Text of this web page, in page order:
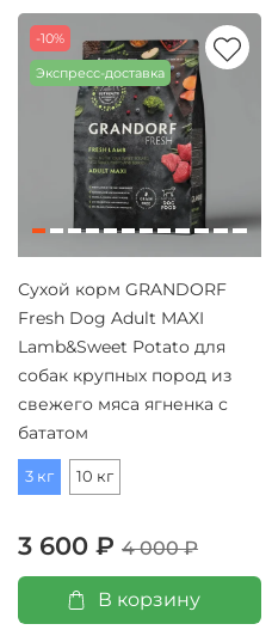
-10%
Экспресс-доставка
Сухой корм GRANDORF
Fresh Dog Adult MAXI
Lamb&Sweet Potato для
собак крупных пород из
свежего мяса ягненка с
бататом
3 кг 10 кг
3 600 ₽ 4 000 ₽
В корзину